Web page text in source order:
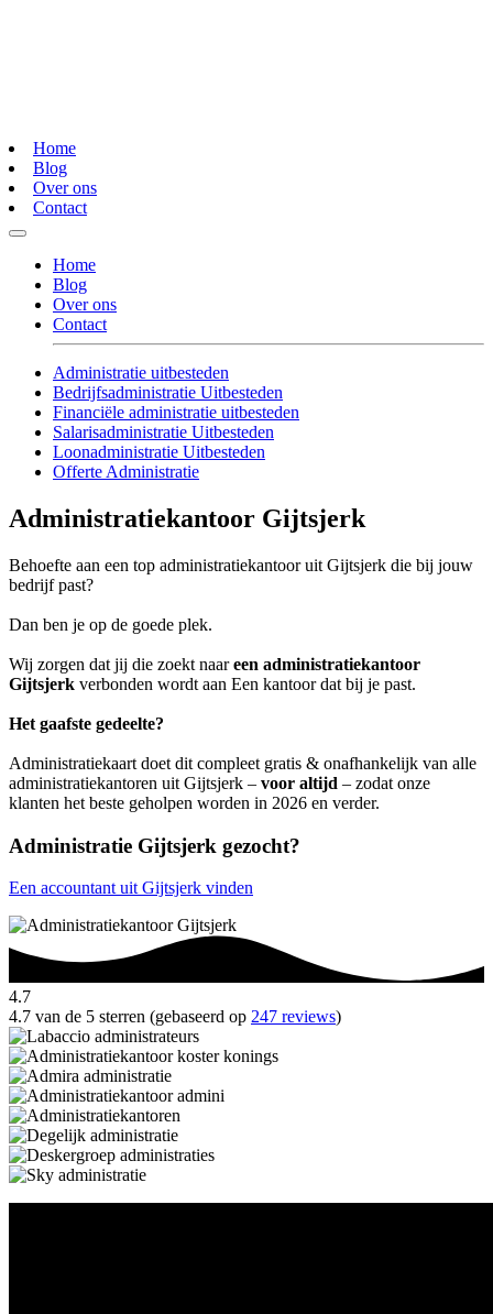
Home
Blog
Over ons
Contact
Home
Blog
Over ons
Contact
Administratie uitbesteden
Bedrijfsadministratie Uitbesteden
Financiële administratie uitbesteden
Salarisadministratie Uitbesteden
Loonadministratie Uitbesteden
Offerte Administratie
Administratiekantoor Gijtsjerk
Behoefte aan een top administratiekantoor uit Gijtsjerk die bij jouw
bedrijf past?
Dan ben je op de goede plek.
Wij zorgen dat jij die zoekt naareen administratiekantoor
Gijtsjerk verbonden wordt aan Een kantoor dat bij je past.
Het gaafste gedeelte?
Administratiekaart doet dit compleet gratis & onafhankelijk van alle
administratiekantoren uit Gijtsjerk – voor altijd – zodat onze
klanten het beste geholpen worden in 2026 en verder.
Administratie Gijtsjerk gezocht?
Een accountant uit Gijtsjerk vinden
4.7
4.7 van de 5 sterren (gebaseerd op 247 reviews)